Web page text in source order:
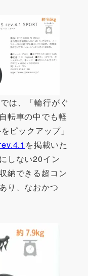
は、「輪行がぐ
転車の中でも軽
ピックアップ」
を掲載いた
しない20イン
納できる超コン
り、なおかつ